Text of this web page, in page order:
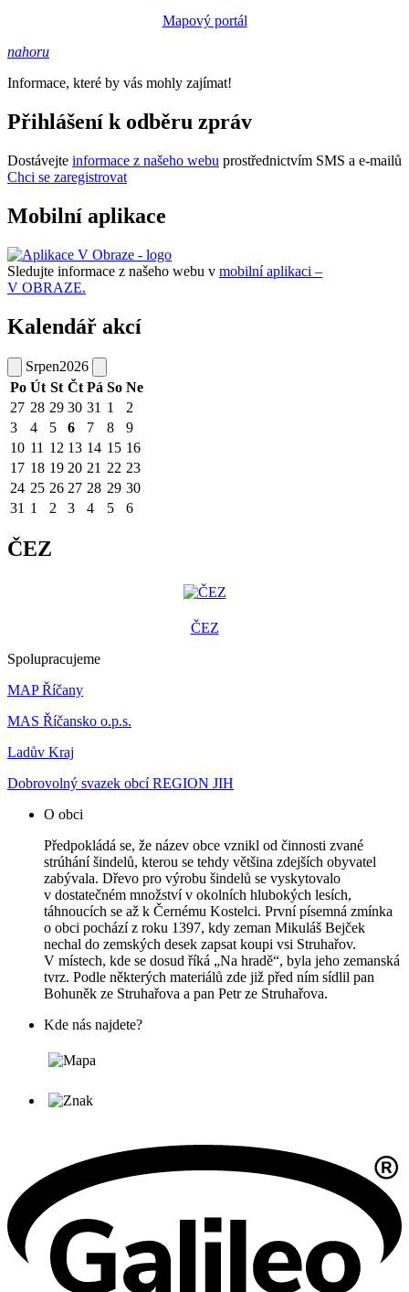
Mapový portál
nahoru
Informace, které by vás mohly zajímat!
Přihlášení k odběru zpráv
Dostávejte informace z našeho webu prostřednictvím SMS a e-mailů
Chci se zaregistrovat
Mobilní aplikace
Sledujte informace z našeho webu v mobilní aplikaci –
V OBRAZE.
Kalendář akcí
Srpen2026
Po Út St Čt Pá So Ne
27 28 29 30 31 1
2
3
4 5 6 7 8
9
10 11 12 13 14 15 16
17 18 19 20 21 22 23
24 25 26 27 28 29 30
31 1 2 3 4 5 6
ČEZ
ČEZ
Spolupracujeme
MAP Říčany
MAS Říčansko o.p.s.
Ladův Kraj
Dobrovolný svazek obcí REGION JIH
O obci
Předpokládá se, že název obce vznikl od činnosti zvané
strúhání šindelů, kterou se tehdy většina zdejších obyvatel
zabývala. Dřevo pro výrobu šindelů se vyskytovalo
v dostatečném množství v okolních hlubokých lesích,
táhnoucích se až k Černému Kostelci. První písemná zmínka
o obci pochází z roku 1397, kdy zeman Mikuláš Bejček
nechal do zemských desek zapsat koupi vsi Struhařov.
V místech, kde se dosud říká „Na hradě“, byla jeho zemanská
tvrz. Podle některých materiálů zde již před ním sídlil pan
Bohuněk ze Struhařova a pan Petr ze Struhařova.
Kde nás najdete?